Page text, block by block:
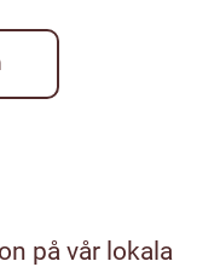
på vår lokala